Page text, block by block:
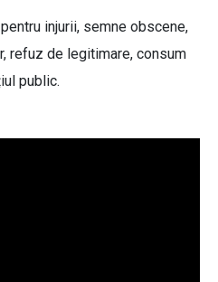
injurii, semne obscene,
refuz de legitimare, consum
public.